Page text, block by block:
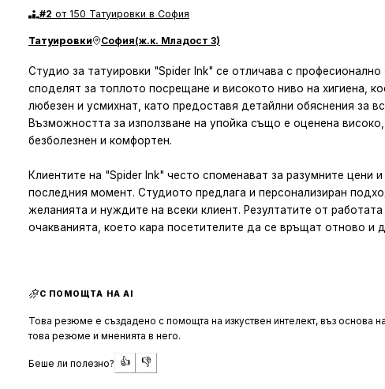
#2 от 150 Татуировки в София
Татуировки София(ж.к. Младост 3)
Студио за татуировки "Spider Ink" се отличава с
споделят за топлото посрещане и високото ниво на хигиена,
любезен и усмихнат, като предоставя детайлни обяснения за
Възможността за използване на упойка също е оценена
безболезнен и комфортен.
Клиентите на "Spider Ink" често споменават за разумните цени
последния момент. Студиото предлага и персонализиран
желанията и нуждите на всеки клиент. Резултатите от
очакванията, което кара посетителите да се връщат отново и
С ПОМОЩТА НА AI
Това резюме е създадено с помощта на изкуствен интелект, въз основа
това резюме и мненията в него.
Беше ли полезно? 👍 👎